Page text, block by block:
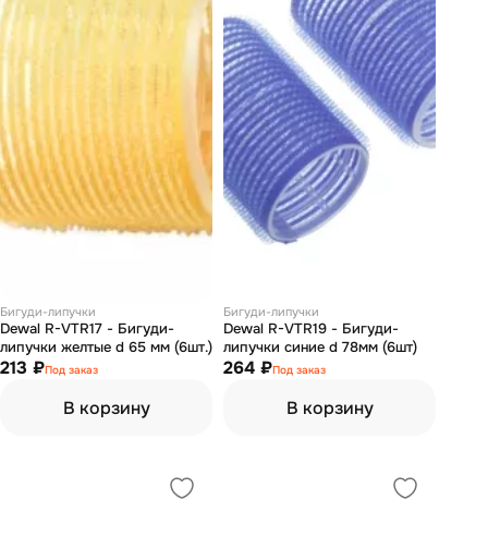
Бигуди-липучки
Dewal R-VTR17 - Бигуди-
липучки желтые d 65 мм (6шт.)
213 ₽Под заказ
В корзину
Бигуди-липучки
Dewal R-VTR19 - Бигуди-
липучки синие d 78мм (6шт)
264 ₽Под заказ
В корзину